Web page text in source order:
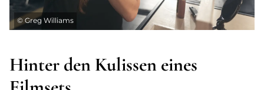
© Greg Williams
Hinter den Kulissen eines